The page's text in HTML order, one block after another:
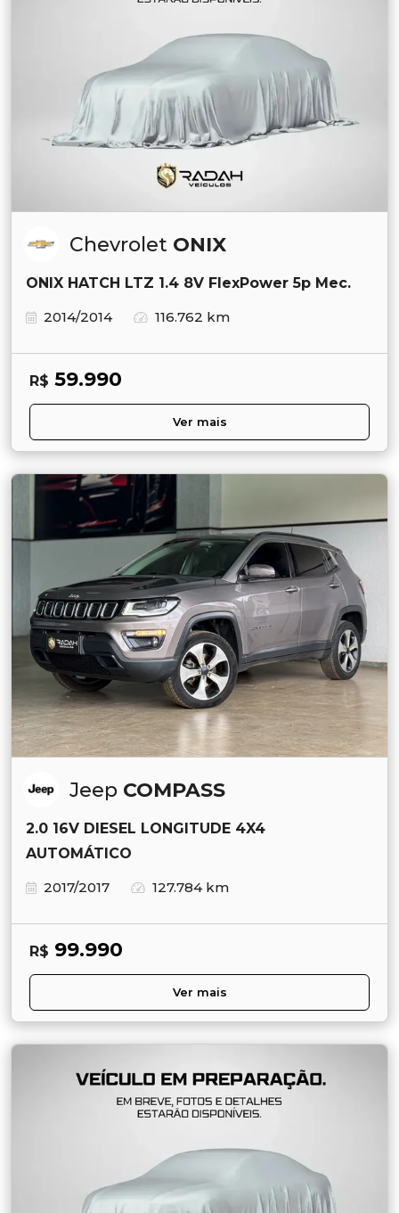
Chevrolet ONIX
ONIX HATCH LTZ 1.4 8V FlexPower 5p Mec.
2014/2014
116.762 km
R$ 59.990
Ver mais
Jeep COMPASS
2.0 16V DIESEL LONGITUDE 4X4
AUTOMÁTICO
2017/2017
127.784 km
R$ 99.990
Ver mais